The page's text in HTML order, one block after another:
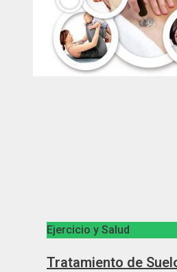
Ejercicio y Salud
Tratamiento de